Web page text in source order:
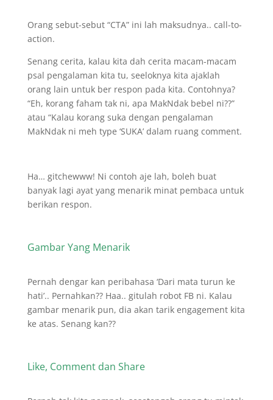
Orang sebut-sebut “CTA” ini lah maksudnya.. call-to-
action.
Senang cerita, kalau kita dah cerita macam-macam
psal pengalaman kita tu, seeloknya kita ajaklah
orang lain untuk ber respon pada kita. Contohnya?
“Eh, korang faham tak ni, apa MakNdak bebel ni??”
atau “Kalau korang suka dengan pengalaman
MakNdak ni meh type ‘SUKA’ dalam ruang comment.
Ha… gitchewww! Ni contoh aje lah, boleh buat
banyak lagi ayat yang menarik minat pembaca untuk
berikan respon.
Gambar Yang Menarik
Pernah dengar kan peribahasa ‘Dari mata turun ke
hati’.. Pernahkan?? Haa.. gitulah robot FB ni. Kalau
gambar menarik pun, dia akan tarik engagement kita
ke atas. Senang kan??
Like, Comment dan Share